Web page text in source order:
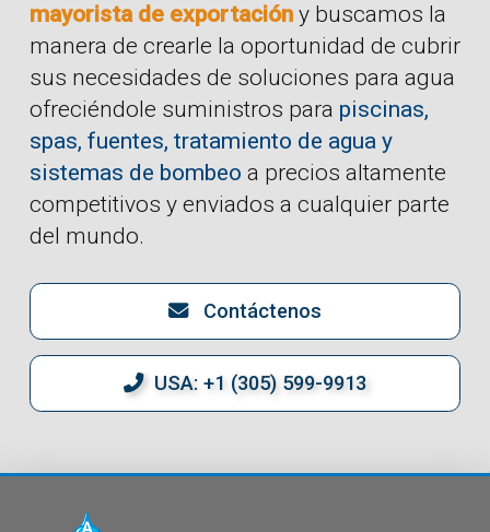
mayorista de exportacióny buscamos la
manera de crearle la oportunidad de cubrir
sus necesidades de soluciones para agua
ofreciéndole suministros para piscinas,
spas, fuentes, tratamiento de agua y
sistemas de bombeo a precios altamente
competitivos y enviados a cualquier parte
del mundo.
Contáctenos
USA: +1 (305) 599-9913